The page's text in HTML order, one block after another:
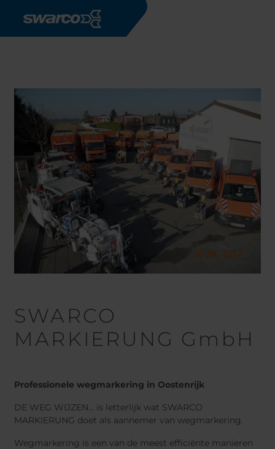
Bedrijven SWARCO HEOSCONT Markierungen GmbH
SWARCO
MARKIERUNG GmbH
Professionele wegmarkering in Oostenrijk
DE WEG WIJZEN... is letterlijk wat SWARCO
MARKIERUNG doet als aannemer van wegmarkering.
Wegmarkering is een van de meest efficiënte manieren